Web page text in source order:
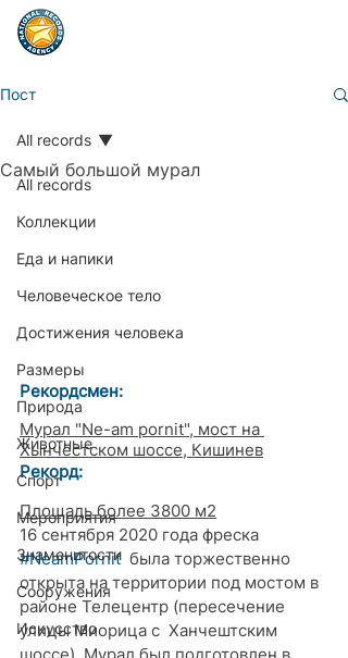
Пост
All records
Коллекции
Еда и напики
Человеческое тело
Достижения человека
Размеры
Природа
Животные
Спорт
Мероприятия
Знаменитости
Сооружения
Искусство
All records
Самый большой мурал
Рекордсмен:
Мурал "Ne-am pornit", мост на
Хынчестском шоссе, Кишинев
Рекорд:
Площадь более 3800 м2
16 сентября 2020 года фреска
#NeamPornit
  была торжественно
открыта на территории под мостом в
районе Телецентр (пересечение
улицы Миорица с  Ханчештским